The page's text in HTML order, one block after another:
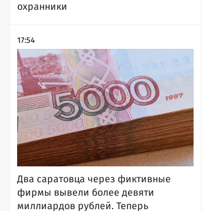
охранники
17:54
Два саратовца через фиктивные
фирмы вывели более девяти
миллиардов рублей. Теперь